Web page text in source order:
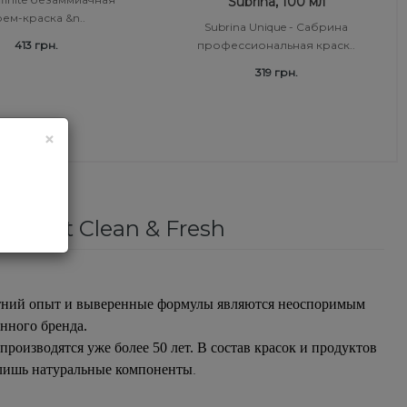
краска &n..
413 грн.
Subrina Unique - Сабрина
профессиональная краск..
319 грн.
Clean & Fresh
опыт и выверенные формулы являются неоспоримым
бренда.
уже более 50 лет. В состав красок и продуктов
натуральные компоненты
×